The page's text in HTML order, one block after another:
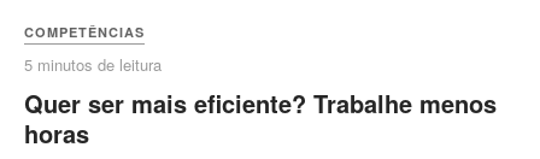
COMPETÊNCIAS
5 minutos de leitura
Quer ser mais eficiente? Trabalhe menos
horas